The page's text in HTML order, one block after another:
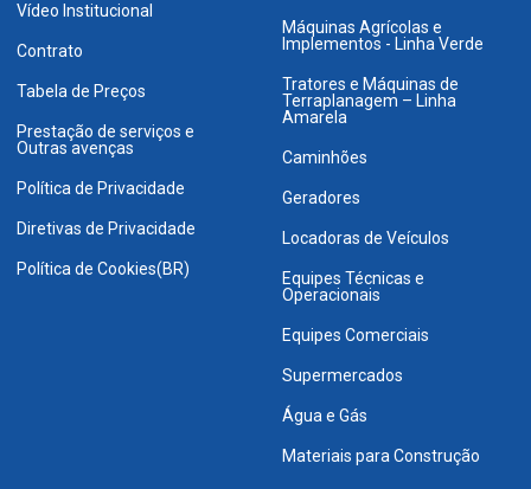
Vídeo Institucional
Contrato
Tabela de Preços
Prestação de serviços e
Outras avenças
Política de Privacidade
Diretivas de Privacidade
Política de Cookies(BR)
Máquinas Agrícolas e
Implementos - Linha Verde
Tratores e Máquinas de
Terraplanagem – Linha
Amarela
Caminhões
Geradores
Locadoras de Veículos
Equipes Técnicas e
Operacionais
Equipes Comerciais
Supermercados
Água e Gás
Materiais para Construção